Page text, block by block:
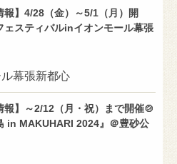
報】4/28（金）～5/1（月）開
ェスティバルinイオンモール幕張
幕張新都心
報】～2/12（月・祝）まで開催🍲
in MAKUHARI 2024』＠豊砂公